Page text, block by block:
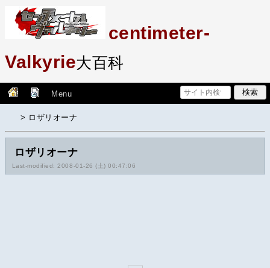
centimeter-
Valkyrie大百科
Menu
> ロザリオーナ
ロザリオーナ
Last-modified: 2008-01-26 (土) 00:47:06